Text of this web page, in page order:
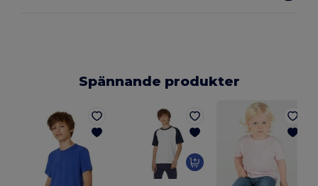
Spännande produkter